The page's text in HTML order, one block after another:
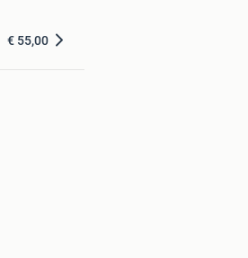
€ 55,00